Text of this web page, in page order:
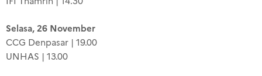
Selasa, 26 November
CCG Denpasar | 19.00
UNHAS | 13.00